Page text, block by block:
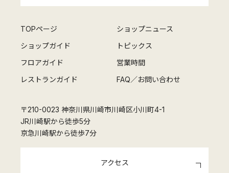
TOPページ
ショップニュース
ショップガイド
トピックス
フロアガイド
営業時間
レストランガイド
FAQ／お問い合わせ
〒210-0023 神奈川県川崎市川崎区小川町4-1
JR川崎駅から徒歩5分
京急川崎駅から徒歩7分
アクセス